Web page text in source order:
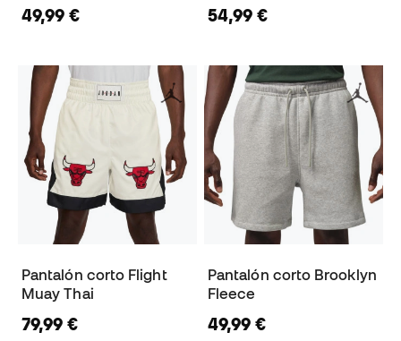
49,99 € 54,99 €
Pantalón corto Flight
Muay Thai
79,99 €
Pantalón corto Brooklyn
Fleece
49,99 €